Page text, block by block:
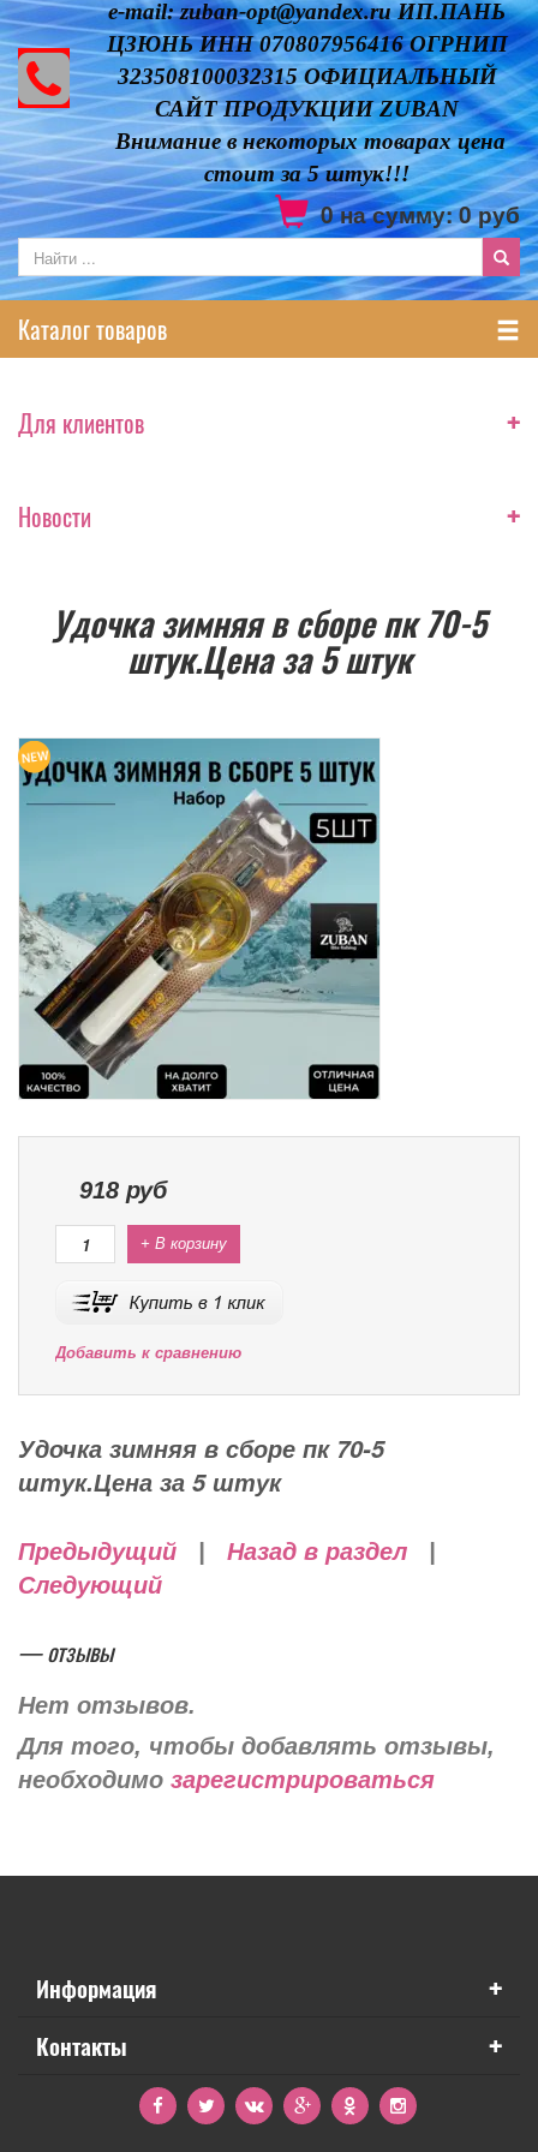
e-mail: zuban-opt@yandex.ru ИП.ПАНЬ
ЦЗЮНЬ ИНН 070807956416 ОГРНИП
323508100032315 ОФИЦИАЛЬНЫЙ
САЙТ ПРОДУКЦИИ ZUBAN
Внимание в некоторых товарах цена
стоит за 5 штук!!!
0на сумму:0руб
Каталог товаров
Для клиентов +
Новости +
Удочка зимняя в сборе пк 70-5
штук.Цена за 5 штук
918 руб
+ В корзину
Добавить к сравнению
Удочка зимняя в сборе пк 70-5
штук.Цена за 5 штук
Предыдущий Назад в раздел
Следующий
— отзывы
Нет отзывов.
Для того, чтобы добавлять отзывы,
необходимо зарегистрироваться
Информация +
Контакты +